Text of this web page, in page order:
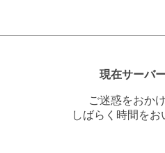
現在サーバ
ご迷惑をおか
しばらく時間を